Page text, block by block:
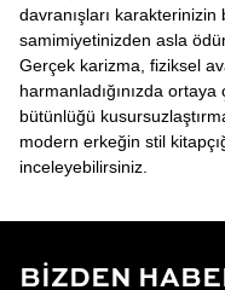
davranışları
samimiyetinizden asla
Gerçek karizma, fiziksel
harmanladığınızda
bütünlüğü
modern erkeğin stil
inceleyebilirsiniz.
BİZDEN